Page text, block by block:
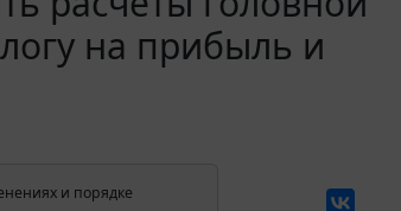
на прибыль и
и порядке